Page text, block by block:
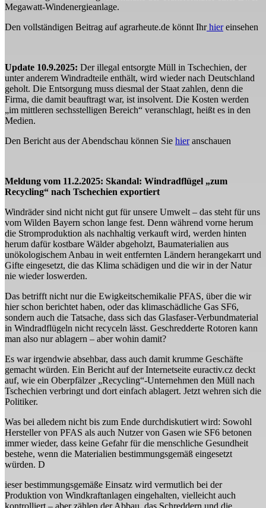
Megawatt-Windenergieanlage.
Den vollständigen Beitrag auf agrarheute.de könnt Ihrhiereinsehen
Update 10.9.2025: Der illegal entsorgte Müll in Tschechien, der
unter anderem Windradteile enthält, wird wieder nach Deutschland
geholt. Die Entsorgung muss diesmal der Staat zahlen, denn die
Firma, die damit beauftragt war, ist insolvent. Die Kosten werden
„im mittleren sechsstelligen Bereich“ veranschlagt, heißt es in den
Medien.
Den Bericht aus der Abendschau können Sie hieranschauen
Meldung vom 11.2.2025: Skandal: Windradflügel „zum
Recycling“ nach Tschechien exportiert
Windräder sind nicht nicht gut für unsere Umwelt – das steht für uns
vom Wilden Bayern schon lange fest. Denn während vorne herum
die Stromproduktion als nachhaltig verkauft wird, werden hinten
herum dafür kostbare Wälder abgeholzt, Baumaterialien aus
unökologischem Anbau in weit entfernten Ländern herangekarrt und
Gifte eingesetzt, die das Klima schädigen und die wir in der Natur
nie wieder loswerden.
Das betrifft nicht nur die Ewigkeitschemikalie PFAS, über die wir
hier schon berichtet haben, oder das klimaschädliche Gas SF6,
sondern auch die Tatsache, dass sich das Glasfaser-Verbundmaterial
in Windradflügeln nicht recyceln lässt. Geschredderte Rotoren kann
man also nur ablagern – aber wohin damit?
Es war irgendwie absehbar, dass auch damit krumme Geschäfte
gemacht würden. Ein Bericht auf der Internetseite euractiv.cz deckt
auf, wie ein Oberpfälzer „Recycling“-Unternehmen den Müll nach
Tschechien verbringt und dort einfach ablagert. Jetzt wehren sich die
Politiker.
Was bei alledem nicht bis zum Ende durchdiskutiert wird: Sowohl
Hersteller von PFAS als auch Nutzer von Gasen wie SF6 betonen
immer wieder, dass keine Gefahr für die menschliche Gesundheit
bestehe, wenn die Materialien bestimmungsgemäß eingesetzt
würden. D
ieser bestimmungsgemäße Einsatz wird vermutlich bei der
Produktion von Windkraftanlagen eingehalten, vielleicht auch
kontrolliert – aber zählen der Abbau, das Schreddern und die